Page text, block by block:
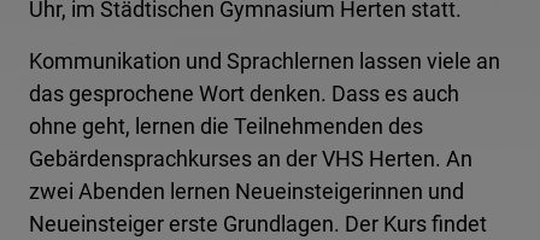
Uhr, im Städtischen Gymnasium Herten statt.
Kommunikation und Sprachlernen lassen viele an
das gesprochene Wort denken. Dass es auch
ohne geht, lernen die Teilnehmenden des
Gebärdensprachkurses an der VHS Herten. An
zwei Abenden lernen Neueinsteigerinnen und
Neueinsteiger erste Grundlagen. Der Kurs findet